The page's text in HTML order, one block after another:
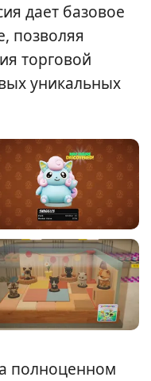
дает базовое
позволяя
торговой
уникальных
полноценном